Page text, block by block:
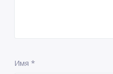
Имя *